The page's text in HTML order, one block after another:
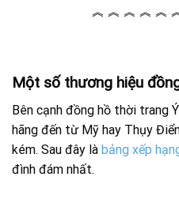
︽ ︽ ︽ ︽ ︽
Một số thương hiệu
Bên cạnh đồng hồ thời trang
hãng đến từ Mỹ hay Thụy
kém. Sau đây là bảng xếp
đình đám nhất.